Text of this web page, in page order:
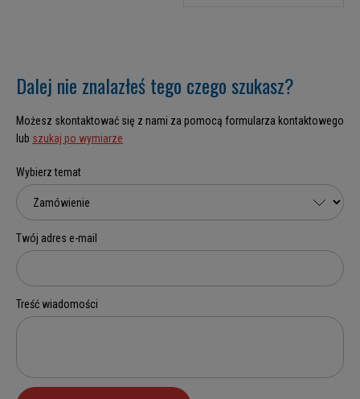
Dalej nie znalazłeś tego czego szukasz?
Możesz skontaktować się z nami za pomocą formularza kontaktowego
lub szukaj po wymiarze